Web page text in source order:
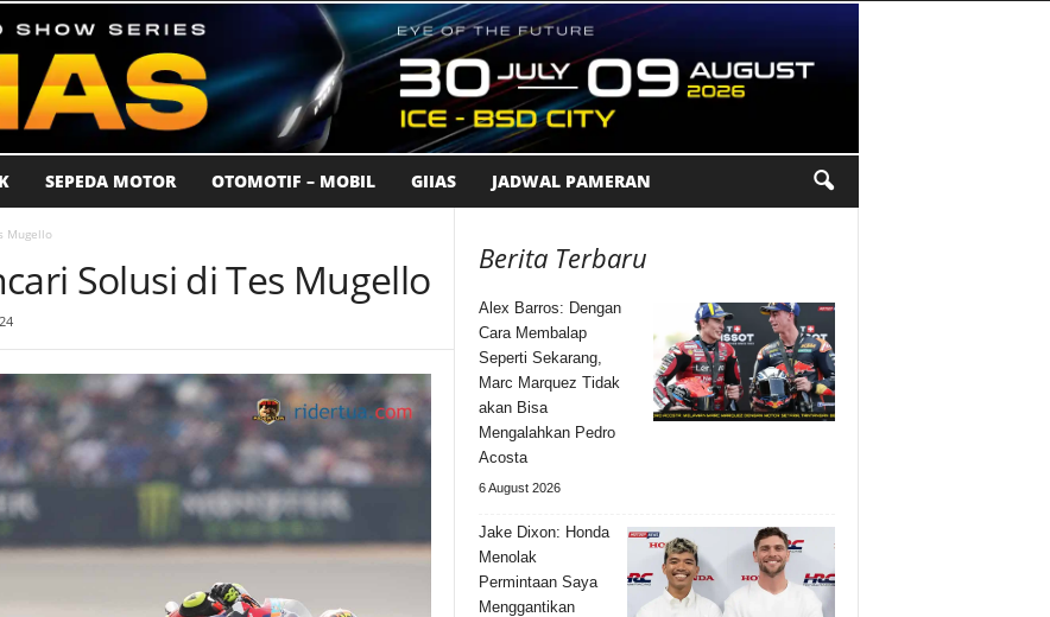
SEPEDA MOTOR OTOMOTIF – MOBIL GIIAS JADWAL PAMERAN
Mugello
Solusi di Tes Mugello Berita Terbaru
Alex Barros: Dengan
Cara Membalap
Seperti Sekarang,
Marc Marquez Tidak
akan Bisa
Mengalahkan Pedro
Acosta
6 August 2026
Jake Dixon: Honda
Menolak
Permintaan Saya
Menggantikan